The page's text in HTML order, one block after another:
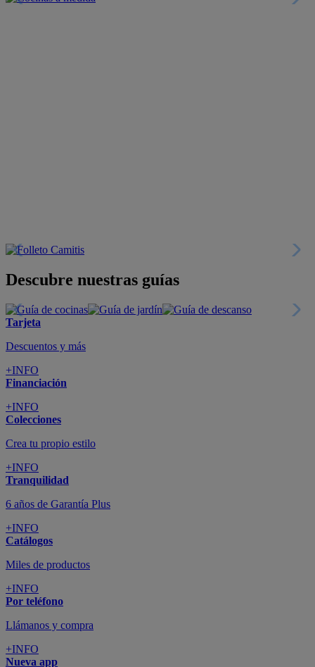
Descubre nuestras guías
Tarjeta
Descuentos y más
+INFO
Financiación
+INFO
Colecciones
Crea tu propio estilo
+INFO
Tranquilidad
6 años de Garantía Plus
+INFO
Catálogos
Miles de productos
+INFO
Por teléfono
Llámanos y compra
+INFO
Nueva app